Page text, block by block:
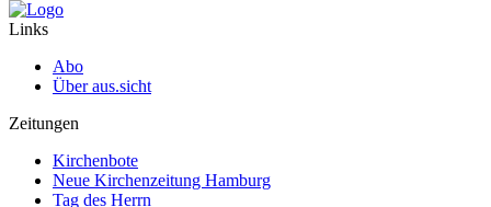
Links
Abo
Über aus.sicht
Zeitungen
Kirchenbote
Neue Kirchenzeitung Hamburg
Tag des Herrn